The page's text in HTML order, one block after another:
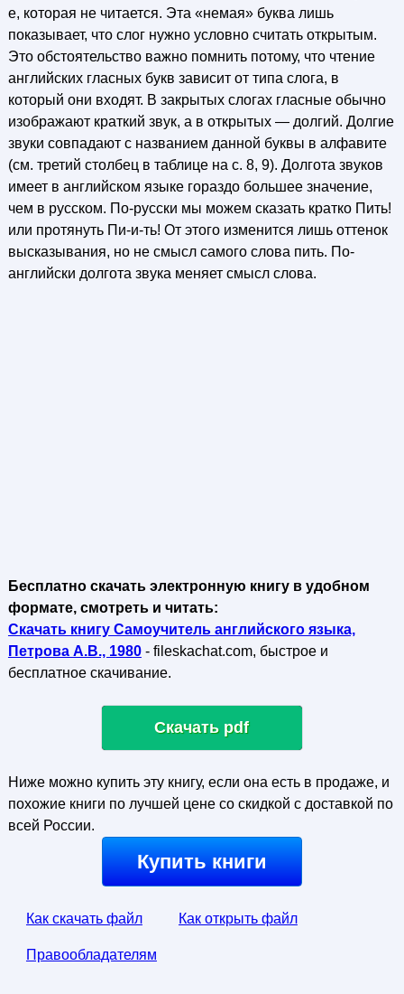
е, которая не читается. Эта «немая» буква лишь
показывает, что слог нужно условно считать открытым.
Это обстоятельство важно помнить потому, что чтение
английских гласных букв зависит от типа слога, в
который они входят. В закрытых слогах гласные обычно
изображают краткий звук, а в открытых — долгий. Долгие
звуки совпадают с названием данной буквы в алфавите
(см. третий столбец в таблице на с. 8, 9). Долгота звуков
имеет в английском языке гораздо большее значение,
чем в русском. По-русски мы можем сказать кратко Пить!
или протянуть Пи-и-ть! От этого изменится лишь оттенок
высказывания, но не смысл самого слова пить. По-
английски долгота звука меняет смысл слова.
Бесплатно скачать электронную книгу в удобном
формате, смотреть и читать:
Скачать книгу Самоучитель английского языка,
Петрова А.В., 1980- fileskachat.com, быстрое и
бесплатное скачивание.
Скачать pdf
Ниже можно купить эту книгу, если она есть в продаже, и
похожие книги по лучшей цене со скидкой с доставкой по
всей России.
Купить книги
Как скачать файл Как открыть файл
Правообладателям